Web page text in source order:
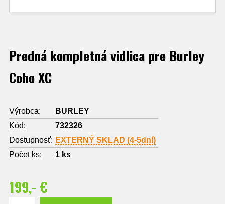
Predná kompletná vidlica pre Burley
Coho XC
Výrobca:
BURLEY
Kód:
732326
Dostupnosť: EXTERNÝ SKLAD (4-5dní)
Počet ks:
1 ks
199,- €